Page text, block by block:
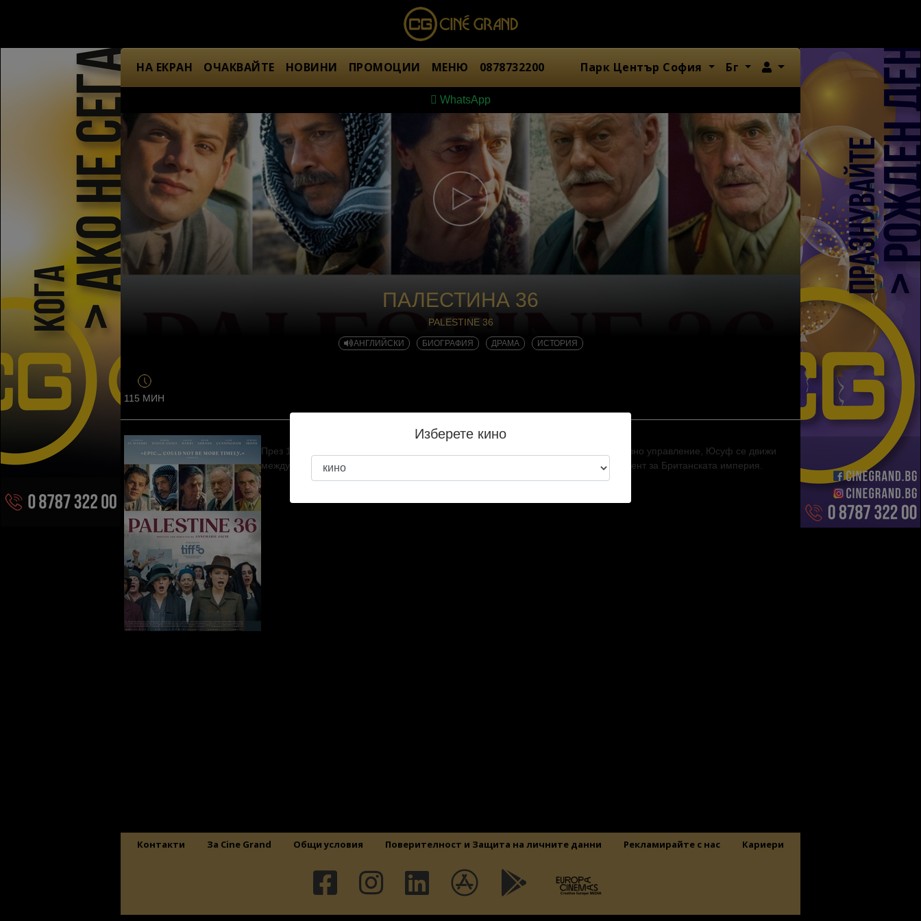
НА ЕКРАН ОЧАКВАЙТЕ НОВИНИ ПРОМОЦИИ МЕНЮ 0878732200 Парк Център София Бг Член
WhatsApp
ПАЛЕСТИНА 36
PALESTINE 36
АНГЛИЙСКИ БИОГРАФИЯ ДРАМА ИСТОРИЯ
115 МИН
През 1936 г., докато палестинските села се бунтуват срещу британското колониално управление, Юсуф се движи
между Йерусалим и селския си дом, насред ескалиращи вълнения и ключов момент за Британската империя.
Контакти За Cine Grand Общи условия Поверителност и Защита на личните данни Рекламирайте с нас Кариери
Изберете кино